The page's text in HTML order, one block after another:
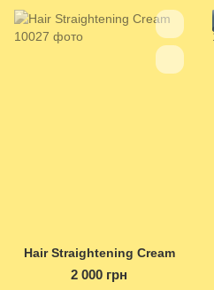
Hair Straightening Cream
2 000 грн